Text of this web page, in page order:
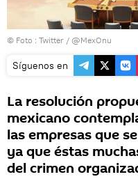
© Foto : Twitter / @MexOnu
Síguenos en
La resolución
mexicano
las empresas que
ya que éstas
del crimen